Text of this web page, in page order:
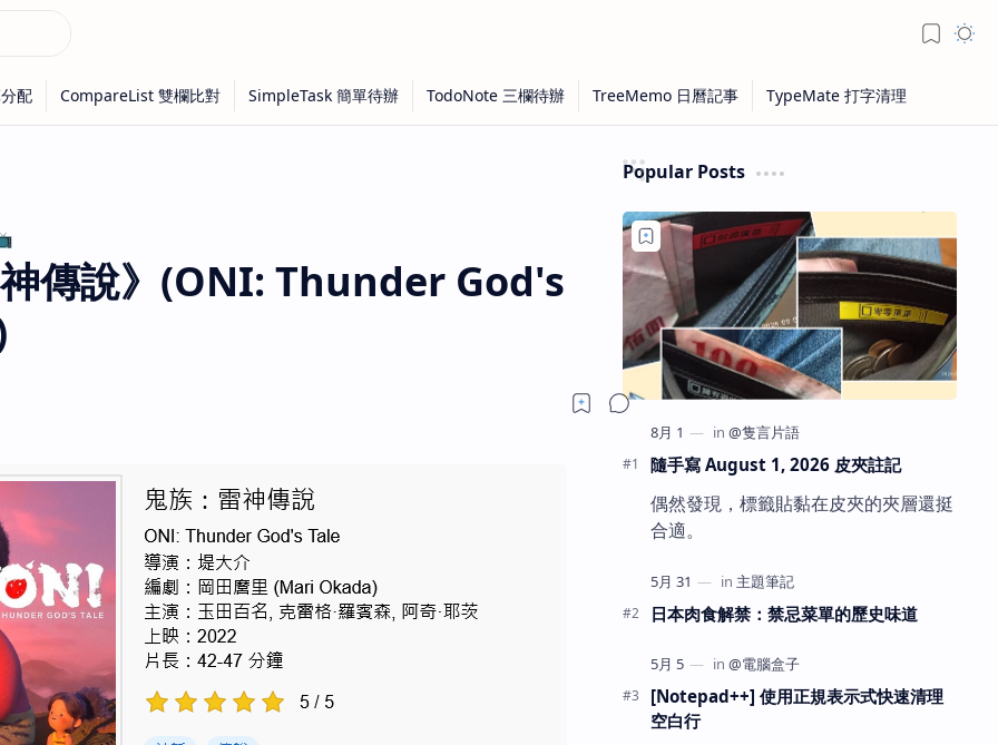
傳說》(ONI: Thunder God's
Popular Posts
隨手寫 August 1, 2026 皮夾註記
偶然發現，標籤貼黏在皮夾的夾層還挺
合適。
日本肉食解禁：禁忌菜單的歷史味道
[Notepad++] 使用正規表示式快速清理
空白行